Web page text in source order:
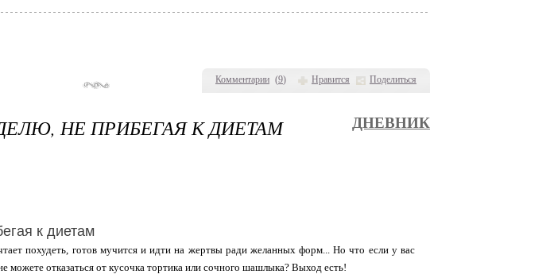
Комментарии (9) Нравится Поделиться
НЕ ПРИБЕГАЯ К ДИЕТАМ ДНЕВНИК
к диетам
похудеть, готов мучится и идти на жертвы ради желанных форм... Но что если у вас
можете отказаться от кусочка тортика или сочного шашлыка? Выход есть!